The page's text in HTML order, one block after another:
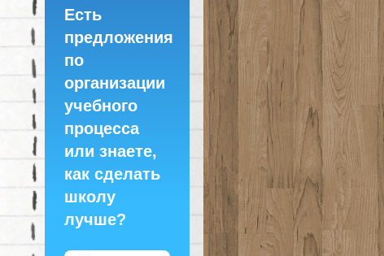
Есть
предложения
по
организации
учебного
процесса
или знаете,
как сделать
школу
лучше?